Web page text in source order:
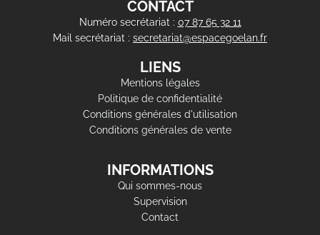
CONTACT
Numéro secrétariat : 07 87 65 32 11
Mail secrétariat : secretariat@espacegoelan.fr
LIENS
Mentions légales
Politique de confidentialité
Conditions générales d'utilisation
Conditions générales de vente
INFORMATIONS
Qui sommes-nous
Supervision
Contact